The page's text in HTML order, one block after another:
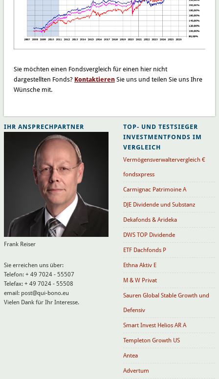
Sie möchten einen Fondsvergleich für einen hier nicht
dargestellten Fonds? KontaktierenSie uns und teilen Sie uns Ihre
Wünsche mit.
IHR ANSPRECHPARTNER
Frank Reiser
Sie erreichen uns über:
Telefon: + 49 7024 - 55507
Telefax: + 49 7024 - 55508
email: post@qui-bono.eu
Vielen Dank für Ihr Interesse.
TOP- UND TESTSIEGER
INVESTMENTFONDS IM
VERGLEICH
Vermögensverwaltervergleich €
fondsxpress
Carmignac Patrimoine A
DJE Dividende und Substanz
Dekafonds & Arideka
DWS TOP Dividende
ETF Dachfonds P
Ethna Aktiv E
M & W Privat
Sauren Global Stable Growth und
Defensiv
Smart Invest Helios AR A
Templeton Growth US
Antea
Advertum